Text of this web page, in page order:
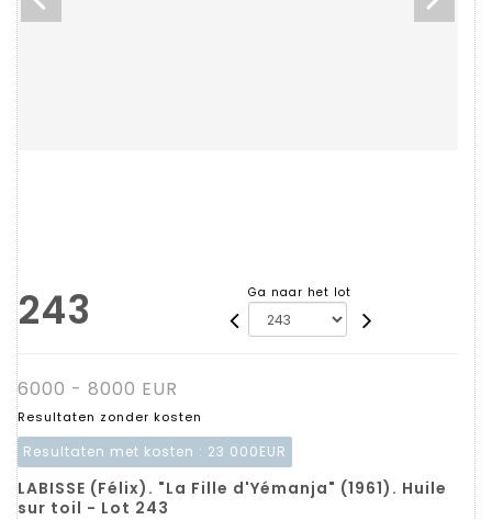
243 Ga naar het lot
6000 - 8000 EUR
Resultaten zonder kosten
Resultaten met kosten : 23 000EUR
LABISSE (Félix). "La Fille d'Yémanja" (1961). Huile
sur toil - Lot 243